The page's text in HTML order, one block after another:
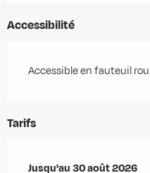
Accessibilité
Accessible en fauteuil
Tarifs
Du4 juillet 2026au30
Jusqu'au30 août 2026